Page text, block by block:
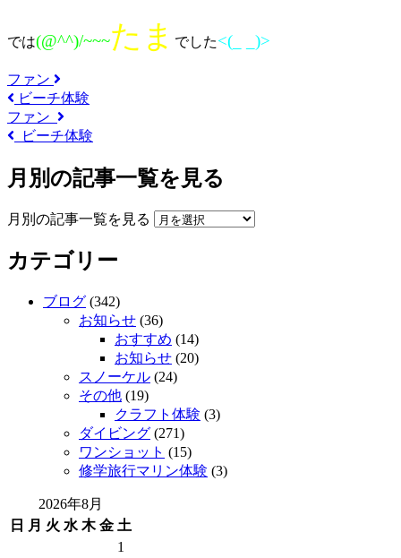
では(@^^)/~~~たま でした<(_ _)>
ファン
ビーチ体験
ファン
ビーチ体験
月別の記事一覧を見る
月別の記事一覧を見る
カテゴリー
ブログ (342)
お知らせ (36)
おすすめ (14)
お知らせ (20)
スノーケル (24)
その他 (19)
クラフト体験 (3)
ダイビング (271)
ワンショット (15)
修学旅行マリン体験 (3)
2026年8月
日
月 火 水 木 金 土
1